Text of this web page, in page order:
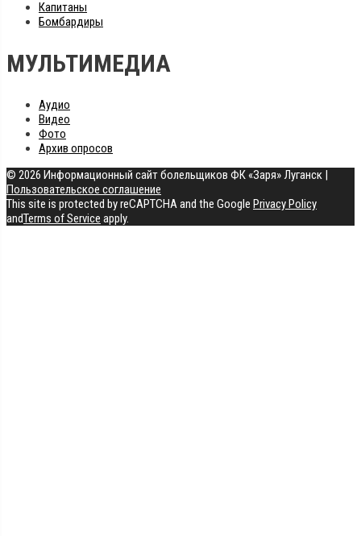
Капитаны
Бомбардиры
МУЛЬТИМЕДИА
Аудио
Видео
Фото
Архив опросов
© 2026 Информационный сайт болельщиков ФК «Заря» Луганск |
Пользовательское соглашение
This site is protected by reCAPTCHA and the Google Privacy Policy
andTerms of Service apply.